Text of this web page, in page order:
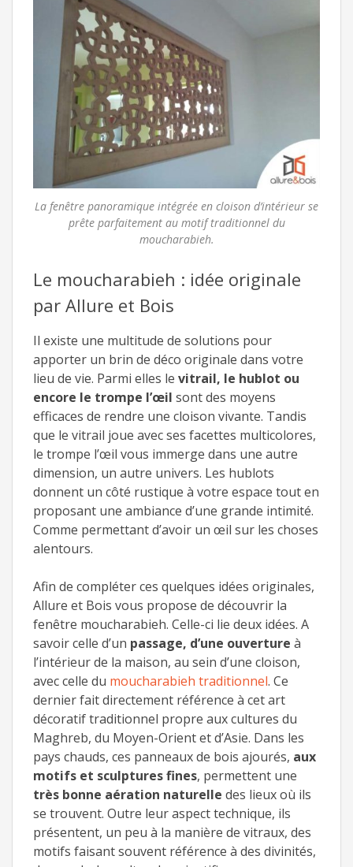
La fenêtre panoramique intégrée en cloison d’intérieur se
prête parfaitement au motif traditionnel du
moucharabieh.
Le moucharabieh : idée originale
par Allure et Bois
Il existe une multitude de solutions pour
apporter un brin de déco originale dans votre
lieu de vie. Parmi elles le vitrail, le hublot ou
encore le trompe l’œil sont des moyens
efficaces de rendre une cloison vivante. Tandis
que le vitrail joue avec ses facettes multicolores,
le trompe l’œil vous immerge dans une autre
dimension, un autre univers. Les hublots
donnent un côté rustique à votre espace tout en
proposant une ambiance d’une grande intimité.
Comme permettant d’avoir un œil sur les choses
alentours.
Afin de compléter ces quelques idées originales,
Allure et Bois vous propose de découvrir la
fenêtre moucharabieh. Celle-ci lie deux idées. A
savoir celle d’un passage, d’une ouverture à
l’intérieur de la maison, au sein d’une cloison,
avec celle du moucharabieh traditionnel. Ce
dernier fait directement référence à cet art
décoratif traditionnel propre aux cultures du
Maghreb, du Moyen-Orient et d’Asie. Dans les
pays chauds, ces panneaux de bois ajourés, aux
motifs et sculptures fines, permettent une
très bonne aération naturelle des lieux où ils
se trouvent. Outre leur aspect technique, ils
présentent, un peu à la manière de vitraux, des
motifs faisant souvent référence à des divinités,